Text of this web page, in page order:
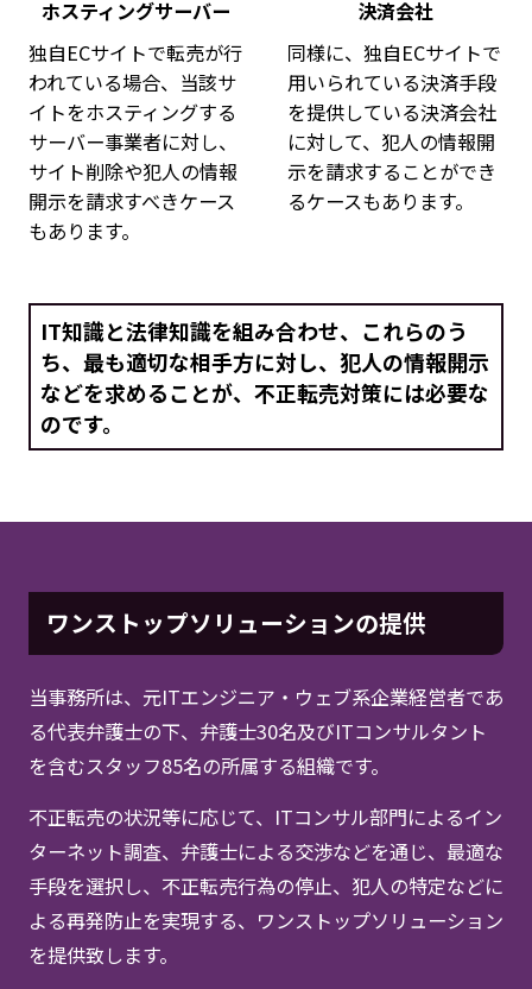
ホスティングサーバー
独自ECサイトで転売が行
われている場合、当該サ
イトをホスティングする
サーバー事業者に対し、
サイト削除や犯人の情報
開示を請求すべきケース
もあります。
決済会社
同様に、独自ECサイトで
用いられている決済手段
を提供している決済会社
に対して、犯人の情報開
示を請求することができ
るケースもあります。
IT知識と法律知識を組み合わせ、これらのう
ち、 最も適切な相手方に対し、犯人の情報開示
などを求めることが、 不正転売対策には必要な
のです。
ワンストップソリューションの提供
当事務所は、元ITエンジニア・ウェブ系企業経営者であ
る代表弁護士の下、弁護士30名及びITコンサルタント
を含むスタッフ85名の所属する組織です。
不正転売の状況等に応じて、ITコンサル部門によるイン
ターネット調査、弁護士による交渉などを通じ、最適な
手段を選択し、不正転売行為の停止、犯人の特定などに
よる再発防止を実現する、ワンストップソリューション
を提供致します。